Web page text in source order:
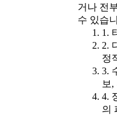
거나 전
수 있습
1.
2.
정
3.
보
4.
의